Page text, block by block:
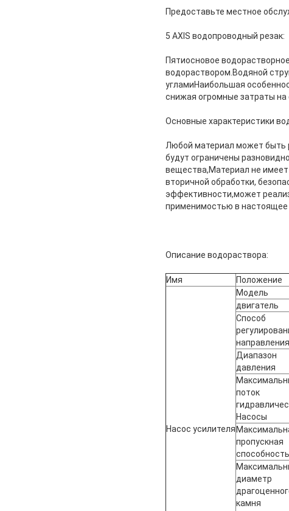
Предоставьте местное
5 AXIS водопроводный резак:
Пятиосновое
водораствором.Водяной
угламиНаибольшая
снижая огромные затраты
Основные характеристики
Любой материал может быть
будут ограничены
вещества,Материал не имеет
вторичной обработки,
эффективности,может
применимостью в настоящее
Описание водораствора:
Имя Положение
Насос усилителя
Модель
двигатель
Способ
направления
Диапазон
давления
поток
Насосы
пропускная
способность
диаметр
камня